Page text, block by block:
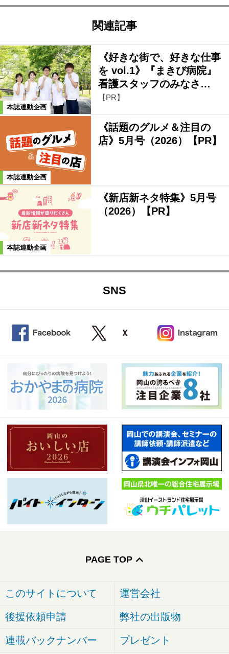
関連記事
本誌連動企画
《好きな街で、好きな仕事
を vol.1》『まきび病院』
看護スタッフのみなさ…
【PR】
本誌連動企画
《話題のグルメ＆注目の
店》5月号（2026）【PR】
本誌連動企画
《新店新ネタ特集》5月号
（2026）【PR】
SNS
PAGE TOP
このサイトについて 運営会社
後援依頼申請 弊社の出版物
連載バックナンバー プレゼント